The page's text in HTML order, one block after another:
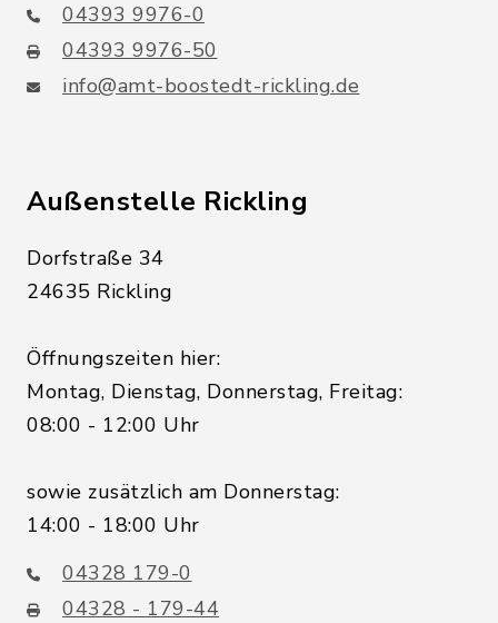
04393 9976-0
04393 9976-50
info@amt-boostedt-rickling.de
Außenstelle Rickling
Dorfstraße 34
24635 Rickling
Öffnungszeiten hier:
Montag, Dienstag, Donnerstag, Freitag:
08:00 - 12:00 Uhr
sowie zusätzlich am Donnerstag:
14:00 - 18:00 Uhr
04328 179-0
04328 - 179-44